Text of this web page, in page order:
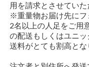
用を請求とさせていた
※重量物お届け先にフ
2名以上の人足をご用
の配送もしくはユニッ
送料がとても割高とな